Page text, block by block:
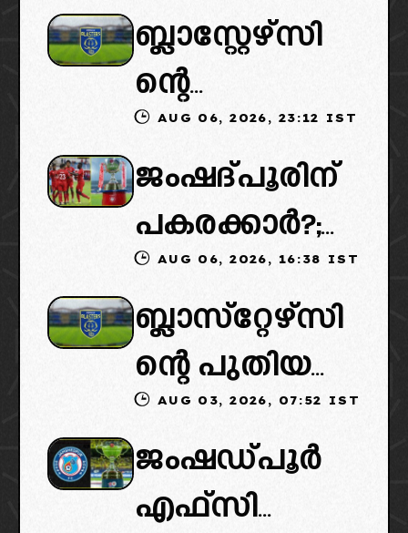
ബ്ലാസ്റ്റേഴ്സി
ന്റെ
കൈമാറ്റത്തി
ൽ ട്വിസ്റ്റ്:
പുതിയ
ഉടമകളെത്താ
ൻ വൈകും,
കോടതിയുടെ
നീക്കവും
നിർണായകം
AUG 06, 2026, 23:12 IST
ജംഷദ്പൂരിന്
പകരക്കാർ?;
ഐഎസ്എല്ലി
ൽ പുതിയ
ടീമിനെ
ഉൾപ്പെടുത്താ
ൻ
എഐഎഫ്എ
AUG 06, 2026, 16:38 IST
ബ്ലാസ്‌റ്റേഴ്‌സി
ന്റെ പുതിയ
ഉടമകളിൽ
മലബാറിൽ
നിന്നുള്ള
AUG 03, 2026, 07:52 IST
ജംഷഡ്പൂർ
എഫ്സി